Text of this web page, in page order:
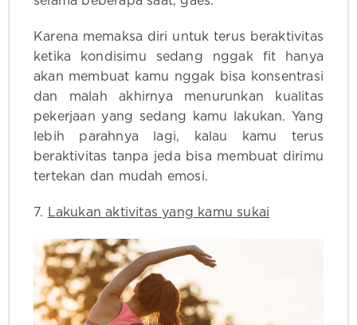
Karena memaksa diri untuk terus beraktivitas
ketika kondisimu sedang nggak fit hanya
akan membuat kamu nggak bisa konsentrasi
dan malah akhirnya menurunkan kualitas
pekerjaan yang sedang kamu lakukan. Yang
lebih parahnya lagi, kalau kamu terus
beraktivitas tanpa jeda bisa membuat dirimu
tertekan dan mudah emosi.
7. Lakukan aktivitas yang kamu sukai